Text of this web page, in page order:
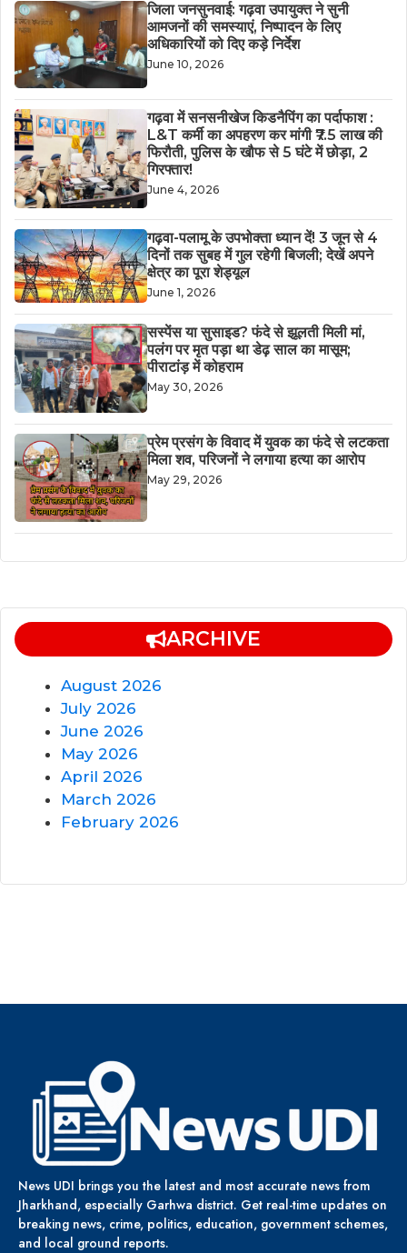
जिला जनसुनवाई: गढ़वा उपायुक्त ने सुनी
आमजनों की समस्याएं, निष्पादन के लिए
अधिकारियों को दिए कड़े निर्देश
June 10, 2026
गढ़वा में सनसनीखेज किडनैपिंग का पर्दाफाश :
L&T कर्मी का अपहरण कर मांगी ₹7.5 लाख की
फिरौती, पुलिस के खौफ से 5 घंटे में छोड़ा, 2
गिरफ्तार!
June 4, 2026
गढ़वा-पलामू के उपभोक्ता ध्यान दें! 3 जून से 4
दिनों तक सुबह में गुल रहेगी बिजली; देखें अपने
क्षेत्र का पूरा शेड्यूल
June 1, 2026
सस्पेंस या सुसाइड? फंदे से झूलती मिली मां,
पलंग पर मृत पड़ा था डेढ़ साल का मासूम;
पीराटांड़ में कोहराम
May 30, 2026
​प्रेम प्रसंग के विवाद में युवक का फंदे से लटकता
मिला शव, परिजनों ने लगाया हत्या का आरोप
May 29, 2026
ARCHIVE
August 2026
July 2026
June 2026
May 2026
April 2026
March 2026
February 2026
News UDI brings you the latest and most accurate news from
Jharkhand, especially Garhwa district. Get real-time updates on
breaking news, crime, politics, education, government schemes,
and local ground reports.